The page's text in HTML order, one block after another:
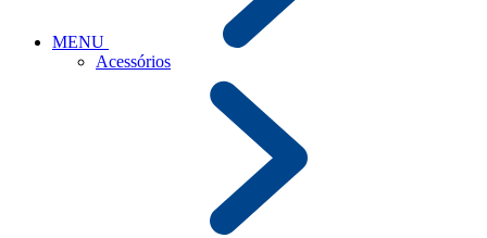
MENU
Acessórios